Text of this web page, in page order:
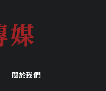
關於我們